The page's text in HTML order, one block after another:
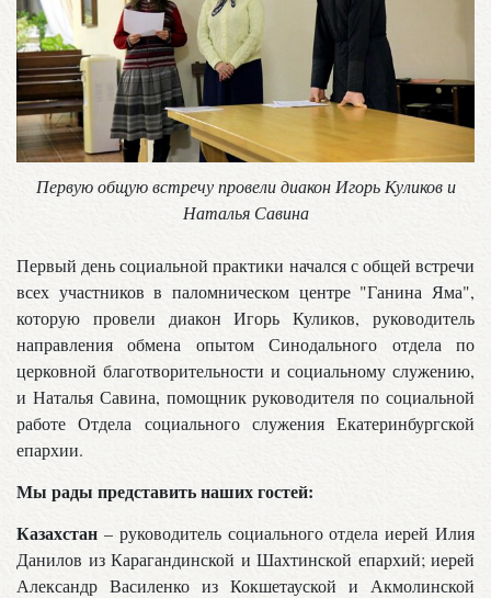
Первую общую встречу провели диакон Игорь Куликов и
Наталья Савина
Первый день социальной практики начался с общей встречи
всех участников в паломническом центре "Ганина Яма",
которую провели диакон Игорь Куликов, руководитель
направления обмена опытом Синодального отдела по
церковной благотворительности и социальному служению,
и Наталья Савина, помощник руководителя по социальной
работе Отдела социального служения Екатеринбургской
епархии.
Мы рады представить наших гостей:
Казахстан – руководитель социального отдела иерей Илия
Данилов из Карагандинской и Шахтинской епархий; иерей
Александр Василенко из Кокшетауской и Акмолинской